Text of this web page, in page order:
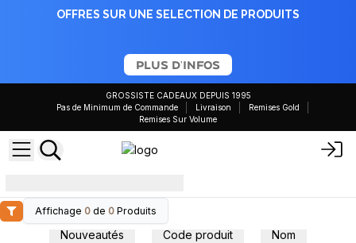
OFFRES SUR UNE SELECTION DE PRODUITS
PLUS D'INFOS
GROSSISTE CADEAUX DEPUIS 1995
Pas de Minimum de Commande
Livraison
Remises Gold
Remises Sur Volume
Affichage 0 de 0 Produits
Nouveautés Code produit Nom